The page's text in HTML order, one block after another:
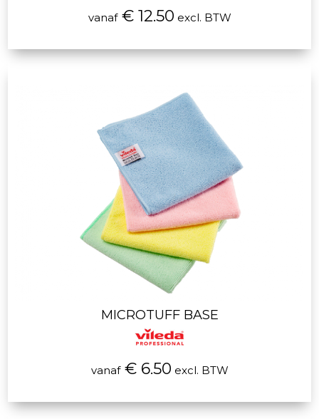
vanaf€ 12.50 excl. BTW
MICROTUFF BASE
vanaf€ 6.50 excl. BTW